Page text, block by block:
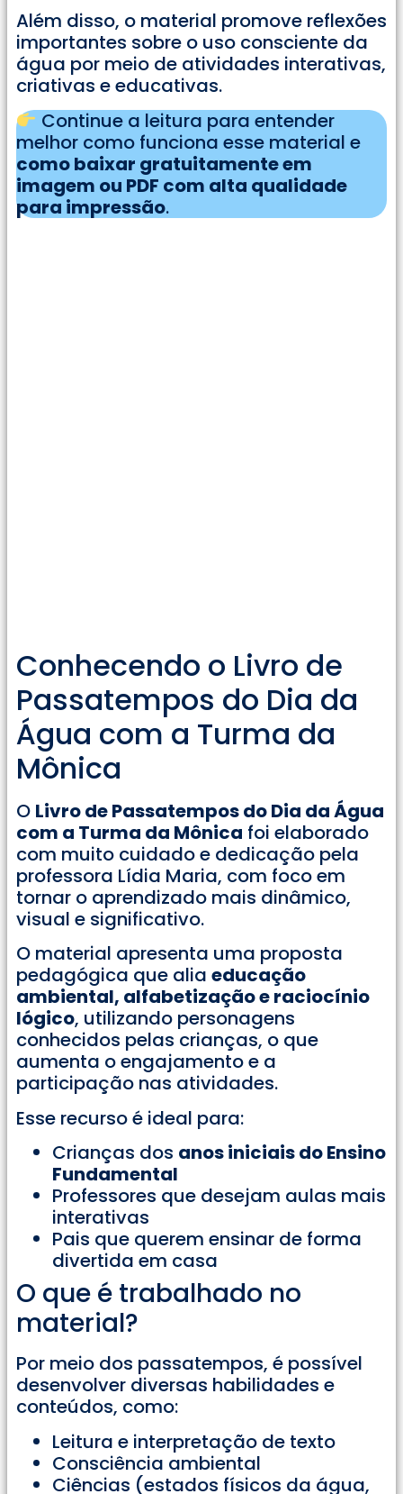
Além disso, o material promove reflexões
importantes sobre o uso consciente da
água por meio de atividades interativas,
criativas e educativas.
Continue a leitura para entender
melhor como funciona esse material e
como baixar gratuitamente em
imagem ou PDF com alta qualidade
para impressão.
Conhecendo o Livro de
Passatempos do Dia da
Água com a Turma da
Mônica
O Livro de Passatempos do Dia da Água
com a Turma da Mônica foi elaborado
com muito cuidado e dedicação pela
professora Lídia Maria, com foco em
tornar o aprendizado mais dinâmico,
visual e significativo.
O material apresenta uma proposta
pedagógica que alia educação
ambiental, alfabetização e raciocínio
lógico, utilizando personagens
conhecidos pelas crianças, o que
aumenta o engajamento e a
participação nas atividades.
Esse recurso é ideal para:
Crianças dos anos iniciais do Ensino
Fundamental
Professores que desejam aulas mais
interativas
Pais que querem ensinar de forma
divertida em casa
O que é trabalhado no
material?
Por meio dos passatempos, é possível
desenvolver diversas habilidades e
conteúdos, como:
Leitura e interpretação de texto
Consciência ambiental
Ciências (estados físicos da água,